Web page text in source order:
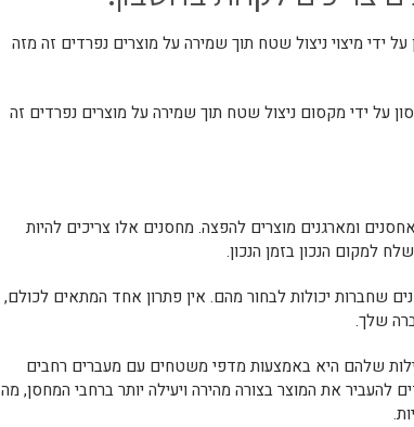
ידי מיצוי ניצול שטח תוך שמירה על מוצרים נפרדים זה מזה
על ידי מקסום ניצול שטח תוך שמירה על מוצרים נפרדים זה
ומארגנים מוצרים להפצה. מחסנים אלו צריכים להיות
למקום הנכון בזמן הנכון.
שחברות יכולות לבחור מהם. אין פתרון אחד המתאים לכולם,
שלך.
שלהם היא באמצעות מדפי משטחים עם מעברים רחבים
להעביר את המוצר בצורה מהירה ויעילה יותר ברחבי המחסן, מה